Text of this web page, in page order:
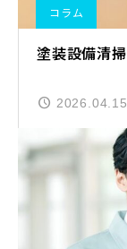
コラム
塗装設備清
2026.04.15